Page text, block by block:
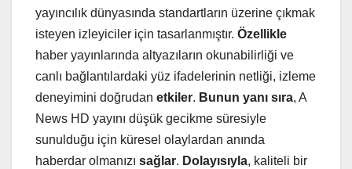
yayıncılık dünyasında standartların üzerine çıkmak
isteyen izleyiciler için tasarlanmıştır. Özellikle
haber yayınlarında altyazıların okunabilirliği ve
canlı bağlantılardaki yüz ifadelerinin netliği, izleme
deneyimini doğrudan etkiler. Bunun yanı sıra, A
News HD yayını düşük gecikme süresiyle
sunulduğu için küresel olaylardan anında
haberdar olmanızı sağlar. Dolayısıyla, kaliteli bir